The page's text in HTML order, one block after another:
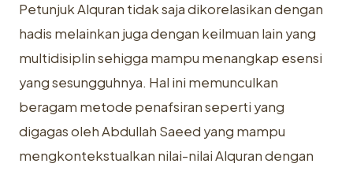
Petunjuk Alquran tidak saja dikorelasikan dengan
hadis melainkan juga dengan keilmuan lain yang
multidisiplin sehigga mampu menangkap esensi
yang sesungguhnya. Hal ini memunculkan
beragam metode penafsiran seperti yang
digagas oleh Abdullah Saeed yang mampu
mengkontekstualkan nilai-nilai Alquran dengan